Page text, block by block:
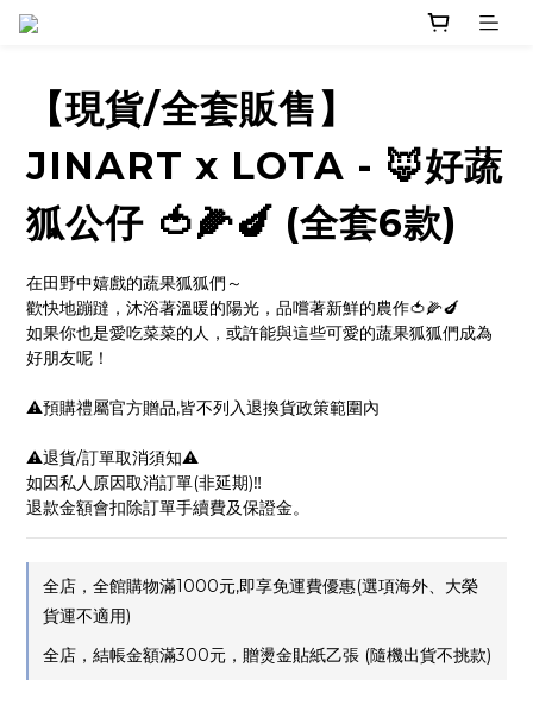
【現貨/全套販售】
JINART x LOTA - 🦊好蔬
狐公仔 🍅🌽🍆 (全套6款)
在田野中嬉戲的蔬果狐狐們～
歡快地蹦躂，沐浴著溫暖的陽光，品嚐著新鮮的農作🍅🌽🍆
如果你也是愛吃菜菜的人，或許能與這些可愛的蔬果狐狐們成為
好朋友呢！
⚠️預購禮屬官方贈品,皆不列入退換貨政策範圍內
⚠️退貨/訂單取消須知⚠️
如因私人原因取消訂單(非延期)‼️
退款金額會扣除訂單手續費及保證金。
全店，全館購物滿1000元,即享免運費優惠(選項海外、大榮
貨運不適用)
全店，結帳金額滿300元，贈燙金貼紙乙張 (隨機出貨不挑款)